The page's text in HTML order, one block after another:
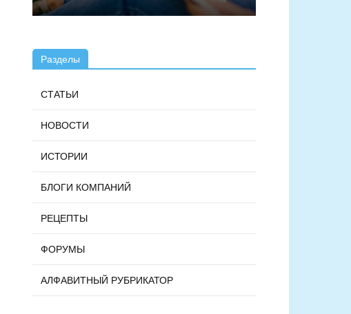
Разделы
СТАТЬИ
НОВОСТИ
ИСТОРИИ
БЛОГИ КОМПАНИЙ
РЕЦЕПТЫ
ФОРУМЫ
АЛФАВИТНЫЙ РУБРИКАТОР